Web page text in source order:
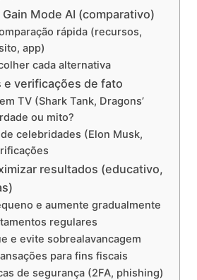
Mode AI (comparativo)
rápida (recursos,
app)
cada alternativa
e verificações de fato
TV (Shark Tank, Dragons’
ou mito?
celebridades (Elon Musk,
resultados (educativo,
e aumente gradualmente
regulares
e evite sobrealavancagem
para fins fiscais
de segurança (2FA, phishing)